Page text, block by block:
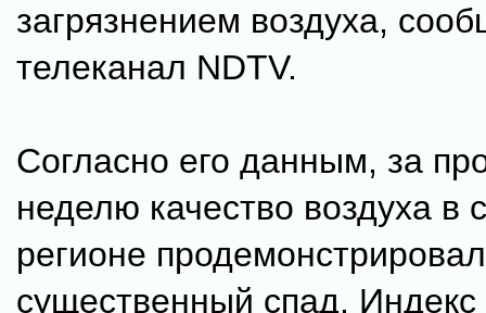
загрязнением воздуха,
телеканал NDTV.
Согласно его данным, за
неделю качество воздуха в
регионе
существенный спад. Индекс